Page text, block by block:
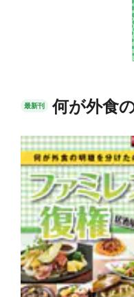
最新刊 何が外食